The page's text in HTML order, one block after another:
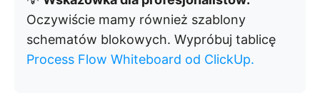
Oczywiście mamy również szablony
schematów blokowych. Wypróbuj tablicę
Process Flow Whiteboard od ClickUp.